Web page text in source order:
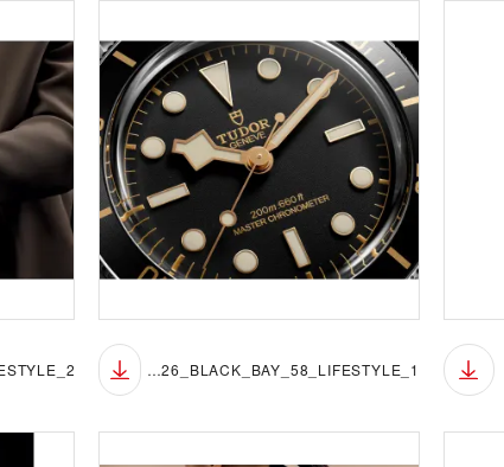
TUDOR_NP26_BLACK_BAY_58_LIFESTYLE_1